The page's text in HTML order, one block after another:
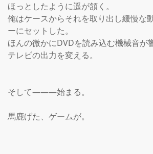
ほっとしたように遥が頷く。
俺はケースからそれを取り出し緩慢な
ーにセットした。
ほんの微かにDVDを読み込む機械音が
テレビの出力を変える。
そして―――始まる。
馬鹿げた、ゲームが。